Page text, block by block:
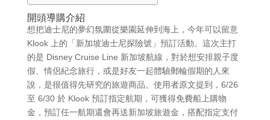
開頭導購介紹
想把迪士尼的夢幻氛圍從樂園延伸到海上，今年可以留意
Klook 上的「新加坡迪士尼探險號」預訂活動。這次主打
的是 Disney Cruise Line 新加坡航線，對於想安排親子度
假、情侶紀念旅行，或是好友一起體驗郵輪假期的人來
說，是很值得先研究的旅遊商品。使用者原文提到，6/26
至 6/30 於 Klook 預訂指定航期，可獲得免費船上購物
金，預訂任一航期還會再送新加坡旅遊金，搭配指定支付